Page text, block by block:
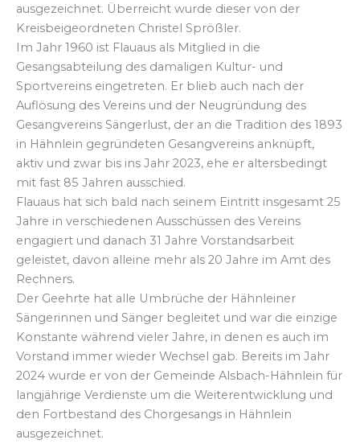
ausgezeichnet. Überreicht wurde dieser von der
Kreisbeigeordneten Christel Sprößler.
Im Jahr 1960 ist Flauaus als Mitglied in die
Gesangsabteilung des damaligen Kultur- und
Sportvereins eingetreten. Er blieb auch nach der
Auflösung des Vereins und der Neugründung des
Gesangvereins Sängerlust, der an die Tradition des 1893
in Hähnlein gegründeten Gesangvereins anknüpft,
aktiv und zwar bis ins Jahr 2023, ehe er altersbedingt
mit fast 85 Jahren ausschied.
Flauaus hat sich bald nach seinem Eintritt insgesamt 25
Jahre in verschiedenen Ausschüssen des Vereins
engagiert und danach 31 Jahre Vorstandsarbeit
geleistet, davon alleine mehr als 20 Jahre im Amt des
Rechners.
Der Geehrte hat alle Umbrüche der Hähnleiner
Sängerinnen und Sänger begleitet und war die einzige
Konstante während vieler Jahre, in denen es auch im
Vorstand immer wieder Wechsel gab. Bereits im Jahr
2024 wurde er von der Gemeinde Alsbach-Hähnlein für
langjährige Verdienste um die Weiterentwicklung und
den Fortbestand des Chorgesangs in Hähnlein
ausgezeichnet.